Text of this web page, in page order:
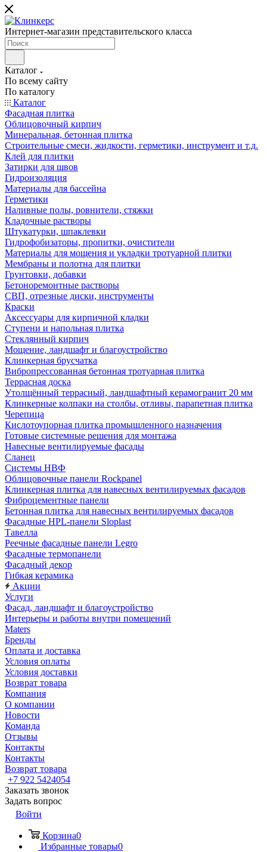
Интернет-магазин представительского класса
Каталог
По всему сайту
По каталогу
Каталог
Фасадная плитка
Облицовочный кирпич
Минеральная, бетонная плитка
Строительные смеси, жидкости, герметики, инструмент и т.д.
Клей для плитки
Затирки для швов
Гидроизоляция
Материалы для бассейна
Герметики
Наливные полы, ровнители, стяжки
Кладочные растворы
Штукатурки, шпаклевки
Гидрофобизаторы, пропитки, очистители
Материалы для мощения и укладки тротуарной плитки
Мембраны и полотна для плитки
Грунтовки, добавки
Бетоноремонтные растворы
СВП, отрезные диски, инструменты
Краски
Аксессуары для кирпичной кладки
Ступени и напольная плитка
Cтеклянный кирпич
Мощение, ландшафт и благоустройство
Клинкерная брусчатка
Вибропрессованная бетонная тротуарная плитка
Террасная доска
Утолщённый террасный, ландшафтный керамогранит 20 мм
Клинкерные колпаки на столбы, отливы, парапетная плитка
Черепица
Кислотоупорная плитка промышленного назначения
Готовые системные решения для монтажа
Навесные вентилируемые фасады
Сланец
Системы НВФ
Облицовочные панели Rockpanel
Клинкерная плитка для навесных вентилируемых фасадов
Фиброцементные панели
Бетонная плитка для навесных вентилируемых фасадов
Фасадные HPL-панели Sloplast
Тавелла
Реечные фасадные панели Legro
Фасадные термопанели
Фасадный декор
Гибкая керамика
Акции
Услуги
Фасад, ландшафт и благоустройство
Интерьеры и работы внутри помещений
Maters
Бренды
Оплата и доставка
Условия оплаты
Условия доставки
Возврат товара
Компания
О компании
Новости
Команда
Отзывы
Контакты
Контакты
Возврат товара
+7 922 5424054
Заказать звонок
Задать вопрос
Войти
Корзина0
Избранные товары0